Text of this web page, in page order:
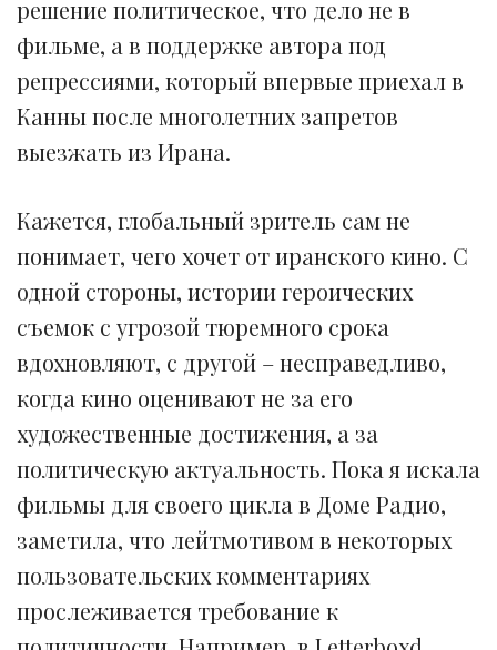
решение политическое, что дело не в
фильме, а в поддержке автора под
репрессиями, который впервые приехал в
Канны после многолетних запретов
выезжать из Ирана.
Кажется, глобальный зритель сам не
понимает, чего хочет от иранского кино. С
одной стороны, истории героических
съемок с угрозой тюремного срока
вдохновляют, с другой – несправедливо,
когда кино оценивают не за его
художественные достижения, а за
политическую актуальность. Пока я искала
фильмы для своего цикла в Доме Радио,
заметила, что лейтмотивом в некоторых
пользовательских комментариях
прослеживается требование к